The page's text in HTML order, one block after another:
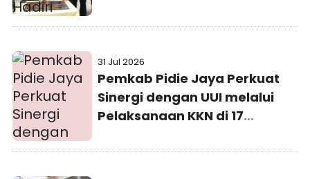
Pidie Jaya
31 Jul 2026
Pemkab Pidie Jaya Perkuat
Sinergi dengan UUI melalui
Pelaksanaan KKN di 17